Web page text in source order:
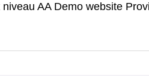
AA Demo website